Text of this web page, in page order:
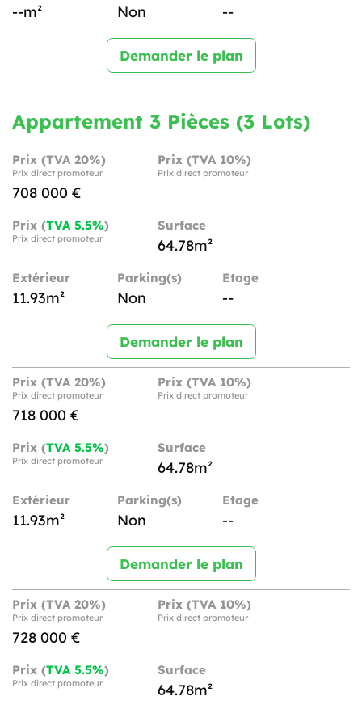
--m² Non --
Demander le plan
Appartement 3 Pièces (3 Lots)
Prix (TVA 20%)
Prix direct promoteur
708 000 €
Prix (TVA 10%)
Prix direct promoteur
Prix (TVA 5.5%)
Prix direct promoteur
Surface
64.78m²
Extérieur
11.93m²
Parking(s)
Non
Etage
--
Demander le plan
Prix (TVA 20%)
Prix direct promoteur
718 000 €
Prix (TVA 10%)
Prix direct promoteur
Prix (TVA 5.5%)
Prix direct promoteur
Surface
64.78m²
Extérieur
11.93m²
Parking(s)
Non
Etage
--
Demander le plan
Prix (TVA 20%)
Prix direct promoteur
728 000 €
Prix (TVA 10%)
Prix direct promoteur
Prix (TVA 5.5%)
Prix direct promoteur
Surface
64.78m²